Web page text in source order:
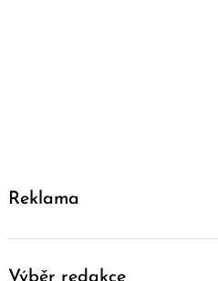
Reklama
Výběr redakce